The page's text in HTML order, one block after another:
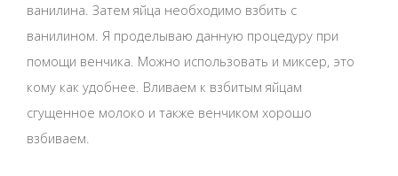
ванилина. Затем яйца необходимо взбить с
ванилином. Я проделываю данную процедуру при
помощи венчика. Можно использовать и миксер, это
кому как удобнее. Вливаем к взбитым яйцам
сгущенное молоко и также венчиком хорошо
взбиваем.